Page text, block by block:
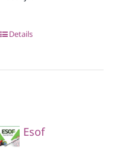
Details
Esof